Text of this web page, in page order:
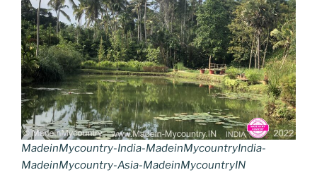
MadeinMycountry-India-MadeinMycountryIndia-
MadeinMycountry-Asia-MadeinMycountryIN